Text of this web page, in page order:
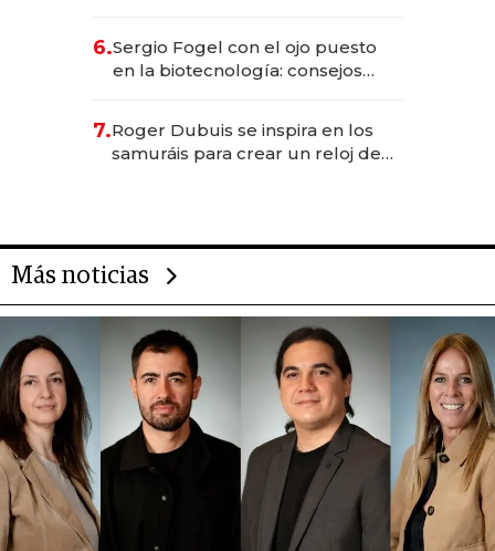
6.Sergio Fogel con el ojo puesto
en la biotecnología: consejos
rol de la IA
7.Roger Dubuis se inspira en los
samuráis para crear un reloj de
Más noticias